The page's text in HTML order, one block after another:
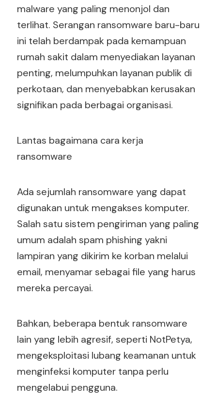
malware yang paling menonjol dan
terlihat. Serangan ransomware baru-baru
ini telah berdampak pada kemampuan
rumah sakit dalam menyediakan layanan
penting, melumpuhkan layanan publik di
perkotaan, dan menyebabkan kerusakan
signifikan pada berbagai organisasi.
Lantas bagaimana cara kerja
ransomware
Ada sejumlah ransomware yang dapat
digunakan untuk mengakses komputer.
Salah satu sistem pengiriman yang paling
umum adalah spam phishing yakni
lampiran yang dikirim ke korban melalui
email, menyamar sebagai file yang harus
mereka percayai.
Bahkan, beberapa bentuk ransomware
lain yang lebih agresif, seperti NotPetya,
mengeksploitasi lubang keamanan untuk
menginfeksi komputer tanpa perlu
mengelabui pengguna.